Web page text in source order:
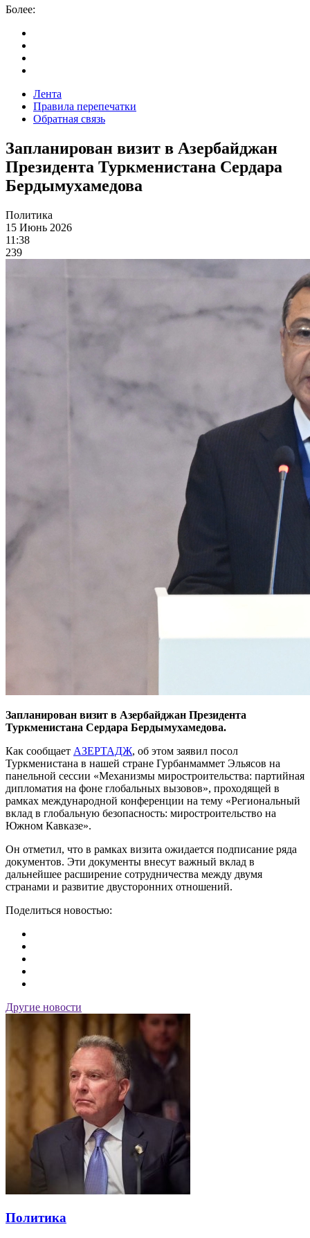
Более:
Лента
Правила перепечатки
Обратная связь
Запланирован визит в Азербайджан
Президента Туркменистана Сердара
Бердымухамедова
Политика
15 Июнь 2026
11:38
239
Запланирован визит в Азербайджан Президента
Туркменистана Сердара Бердымухамедова.
Как сообщает АЗЕРТАДЖ, об этом заявил посол
Туркменистана в нашей стране Гурбанмаммет Эльясов на
панельной сессии «Механизмы миростроительства: партийная
дипломатия на фоне глобальных вызовов», проходящей в
рамках международной конференции на тему «Региональный
вклад в глобальную безопасность: миростроительство на
Южном Кавказе».
Он отметил, что в рамках визита ожидается подписание ряда
документов. Эти документы внесут важный вклад в
дальнейшее расширение сотрудничества между двумя
странами и развитие двусторонних отношений.
Поделиться новостью:
Другие новости
Политика